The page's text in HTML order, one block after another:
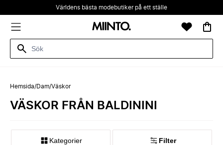
Världens bästa modebutiker på ett ställe
Hemsida/Dam/Väskor
VÄSKOR FRÅN BALDININI
Kategorier Filter